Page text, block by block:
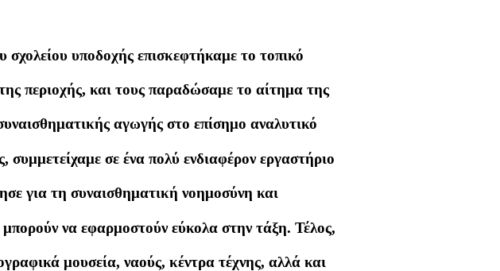
σχολείου υποδοχής επισκεφτήκαμε το τοπικό
περιοχής, και τους παραδώσαμε το αίτημα της
αγωγής στο επίσημο αναλυτικό
σε ένα πολύ ενδιαφέρον εργαστήριο
για τη συναισθηματική νοημοσύνη και
να εφαρμοστούν εύκολα στην τάξη. Τέλος,
μουσεία, ναούς, κέντρα τέχνης, αλλά και